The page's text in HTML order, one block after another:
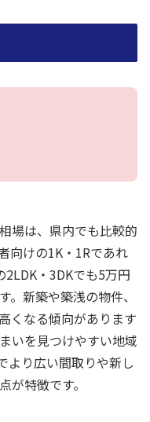
場は、県内でも比較的
向けの1K・1Rであれ
・3DKでも5万円
新築や築浅の物件、
くなる傾向があります
いを見つけやすい地域
より広い間取りや新し
が特徴です。